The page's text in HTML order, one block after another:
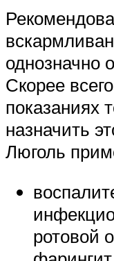
однозначно
Скорее
показаниях
назначить
Люголь
ротовой